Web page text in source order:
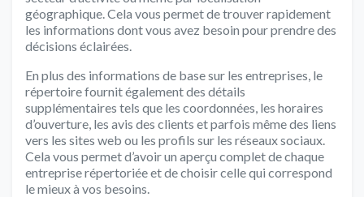
géographique. Cela vous permet de trouver rapidement
les informations dont vous avez besoin pour prendre des
décisions éclairées.
En plus des informations de base sur les entreprises, le
répertoire fournit également des détails
supplémentaires tels que les coordonnées, les horaires
d’ouverture, les avis des clients et parfois même des liens
vers les sites web ou les profils sur les réseaux sociaux.
Cela vous permet d’avoir un aperçu complet de chaque
entreprise répertoriée et de choisir celle qui correspond
le mieux à vos besoins.